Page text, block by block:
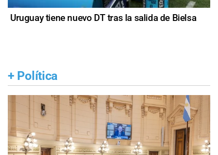
Uruguay tiene nuevo DT tras la salida de Bielsa
+ Política